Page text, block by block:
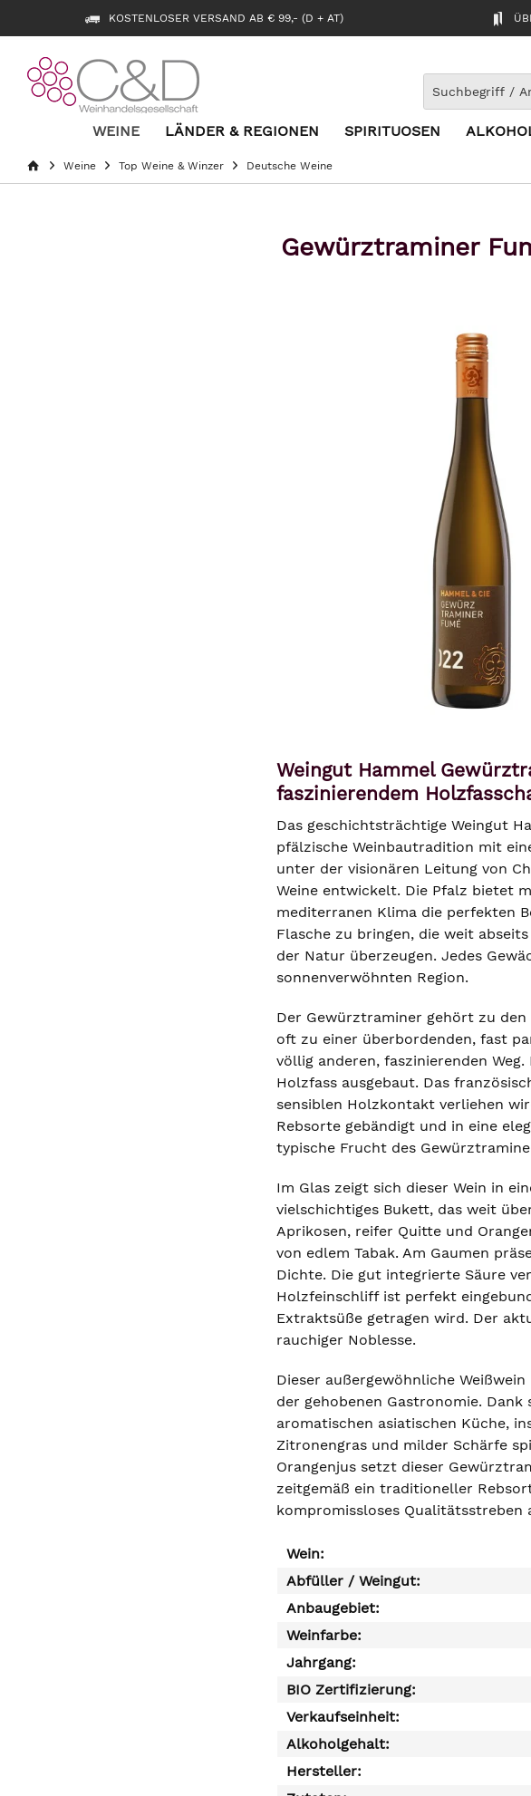
KOSTENLOSER VERSAND AB € 99,- (D + AT)
WEINE LÄNDER & REGIONEN SPIRITUOSEN
Weine Top Weine & Winzer Deutsche Weine
Gewürztraminer
Weingut Hammel
faszinierendem
Das geschichtsträchtige Weingut
pfälzische Weinbautradition mit
unter der visionären Leitung von
Weine entwickelt. Die Pfalz bietet
mediterranen Klima die perfekten
Flasche zu bringen, die weit
der Natur überzeugen. Jedes
sonnenverwöhnten Region.
Der Gewürztraminer gehört zu
oft zu einer überbordenden, fast
völlig anderen, faszinierenden
Holzfass ausgebaut. Das
sensiblen Holzkontakt verliehen
Rebsorte gebändigt und in eine
typische Frucht des
Im Glas zeigt sich dieser Wein in
vielschichtiges Bukett, das weit
Aprikosen, reifer Quitte und
von edlem Tabak. Am Gaumen
Dichte. Die gut integrierte Säure
Holzfeinschliff ist perfekt
Extraktsüße getragen wird. Der
rauchiger Noblesse.
Dieser außergewöhnliche
der gehobenen Gastronomie.
aromatischen asiatischen Küche,
Zitronengras und milder Schärfe
Orangenjus setzt dieser
zeitgemäß ein traditioneller
kompromissloses Qualitätsstreben
Wein:
Abfüller / Weingut:
Anbaugebiet:
Weinfarbe:
Jahrgang:
BIO Zertifizierung:
Verkaufseinheit:
Alkoholgehalt:
Hersteller: